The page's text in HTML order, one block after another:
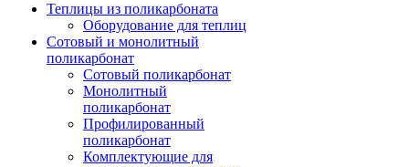
Теплицы из поликарбоната
Оборудование для теплиц
Сотовый и монолитный
поликарбонат
Сотовый поликарбонат
Монолитный
поликарбонат
Профилированный
поликарбонат
Комплектующие для